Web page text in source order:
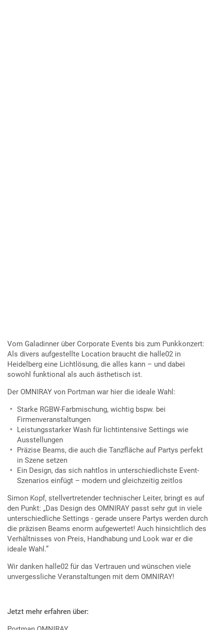
Vom Galadinner über Corporate Events bis zum Punkkonzert:
Als divers aufgestellte Location braucht die halle02 in
Heidelberg eine Lichtlösung, die alles kann – und dabei
sowohl funktional als auch ästhetisch ist.
Der OMNIRAY von Portman war hier die ideale Wahl:
Starke RGBW-Farbmischung, wichtig bspw. bei
Firmenveranstaltungen
Leistungsstarker Wash für lichtintensive Settings wie
Ausstellungen
Präzise Beams, die auch die Tanzfläche auf Partys perfekt
in Szene setzen
Ein Design, das sich nahtlos in unterschiedlichste Event-
Szenarios einfügt – modern und gleichzeitig zeitlos
Simon Kopf, stellvertretender technischer Leiter, bringt es auf
den Punkt: „Das Design des OMNIRAY passt sehr gut in viele
unterschiedliche Settings - gerade unsere Partys werden durch
die präzisen Beams enorm aufgewertet! Auch hinsichtlich des
Verhältnisses von Preis, Handhabung und Look war er die
ideale Wahl.”
Wir danken halle02 für das Vertrauen und wünschen viele
unvergessliche Veranstaltungen mit dem OMNIRAY!
Jetzt mehr erfahren über: